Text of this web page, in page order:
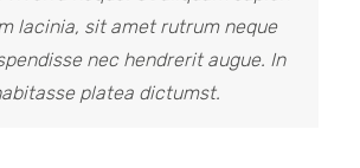
lacinia, sit amet rutrum neque
nec hendrerit augue. In
platea dictumst.